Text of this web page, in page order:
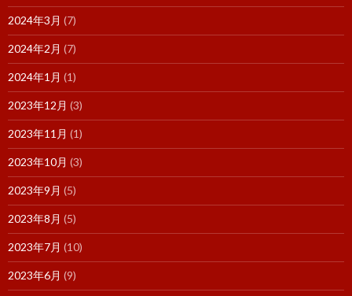
2024年3月 (7)
2024年2月 (7)
2024年1月 (1)
2023年12月 (3)
2023年11月 (1)
2023年10月 (3)
2023年9月 (5)
2023年8月 (5)
2023年7月 (10)
2023年6月 (9)